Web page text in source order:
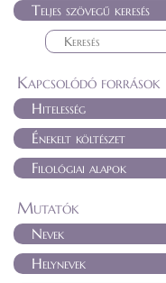
Teljes szövegű keresés
Kapcsolódó források
Hitelesség
Énekelt költészet
Filológiai alapok
Mutatók
Nevek
Helynevek